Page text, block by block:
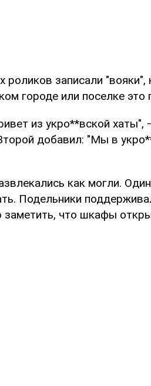
роликов записали
городе или поселке это
из укро**вской хаты",
добавил: "Мы в
как могли.
Подельники
заметить, что шкафы